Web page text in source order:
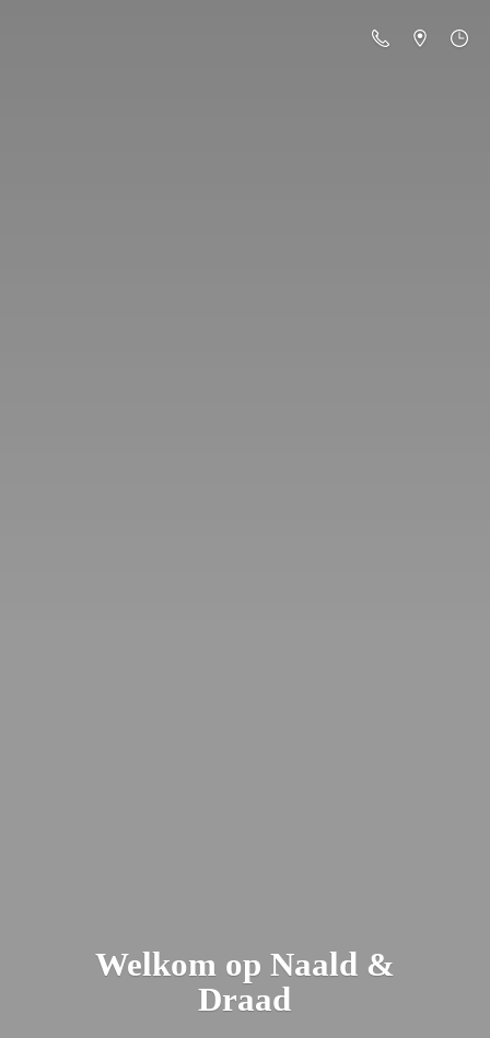
Welkom op Naald &
Draad